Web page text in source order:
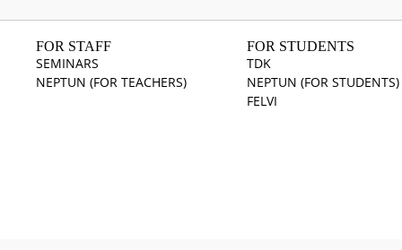
FOR STAFF
SEMINARS
NEPTUN (FOR TEACHERS)
FOR STUDENTS
TDK
NEPTUN (FOR STUDENTS)
FELVI